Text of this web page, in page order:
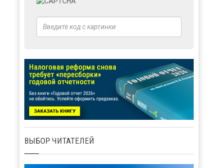
ВЫБОР ЧИТАТЕЛЕЙ